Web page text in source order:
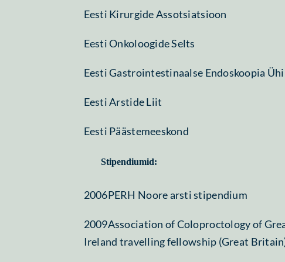
Eesti Kirurgide Assotsiatsioon
Eesti Onkoloogide Selts
Eesti Gastrointestinaalse Endoskoopia
Eesti Arstide Liit
Eesti Päästemeeskond
Stipendiumid:
2006PERH Noore arsti stipendium
2009Association of Coloproctology of
Ireland travelling fellowship (Great